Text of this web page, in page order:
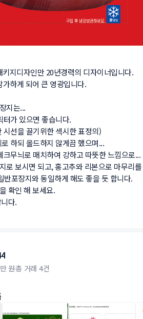
키지디자인만 20년경력의 디자이너입니다.
하게 되어 큰 영광입니다.
지는...
가 있으면 좋습니다.
시선을 끌기위한 섹시한 표정의)
하되 올드하지 않게끔 했으며...
크무늬로 매치하여 강하고 따뜻한 느낌으로...
로 보시면 되고, 홍고추와 리본으로 마무리
포장지와 동일하게 해도 좋을 듯 합니다.
확인 해 보세요.
다.
원총 거래 4건